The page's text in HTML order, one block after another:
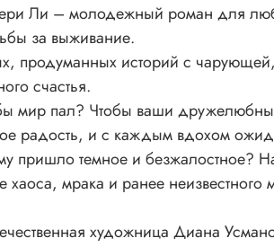
Ли – молодежный роман для
за выживание.
продуманных историй с
счастья.
мир пал? Чтобы ваши
радость, и с каждым вдохом
пришло темное и безжалостное?
хаоса, мрака и ранее
художница Диана